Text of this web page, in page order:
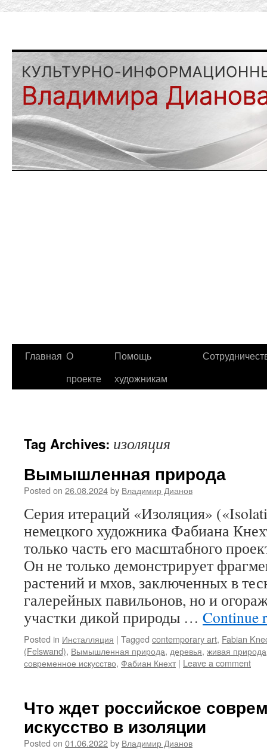
Главная О
проекте
Помощь
художникам
Tag Archives: изоляция
Вымышленная природа
Posted on 26.08.2024by Владимир Дианов
Серия итераций «Изоляция»
немецкого художника Фабиана
только часть его масштабного
Он не только демонстрирует
растений и мхов, заключенных в
галерейных павильонов, но и
участки дикой природы … Continue
Posted in Инсталляция | Tagged contemporary art, Fabian
(Felswand), Вымышленная природа, деревья, живая природа
современное искусство, Фабиан Кнехт | Leave a comment
Что ждет российское
искусство в изоляции
Posted on 01.06.2022by Владимир Дианов